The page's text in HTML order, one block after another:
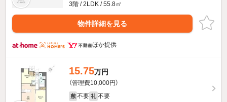
3階 / 2LDK / 55.8㎡
物件詳細を見る
ほか提供
15.75万円
（管理費10,000円）
敷 不要 礼 不要